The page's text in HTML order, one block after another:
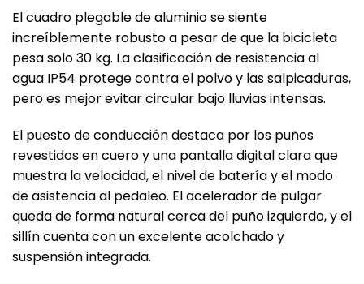
El cuadro plegable de aluminio se siente
increíblemente robusto a pesar de que la bicicleta
pesa solo 30 kg. La clasificación de resistencia al
agua IP54 protege contra el polvo y las salpicaduras,
pero es mejor evitar circular bajo lluvias intensas.
El puesto de conducción destaca por los puños
revestidos en cuero y una pantalla digital clara que
muestra la velocidad, el nivel de batería y el modo
de asistencia al pedaleo. El acelerador de pulgar
queda de forma natural cerca del puño izquierdo, y el
sillín cuenta con un excelente acolchado y
suspensión integrada.